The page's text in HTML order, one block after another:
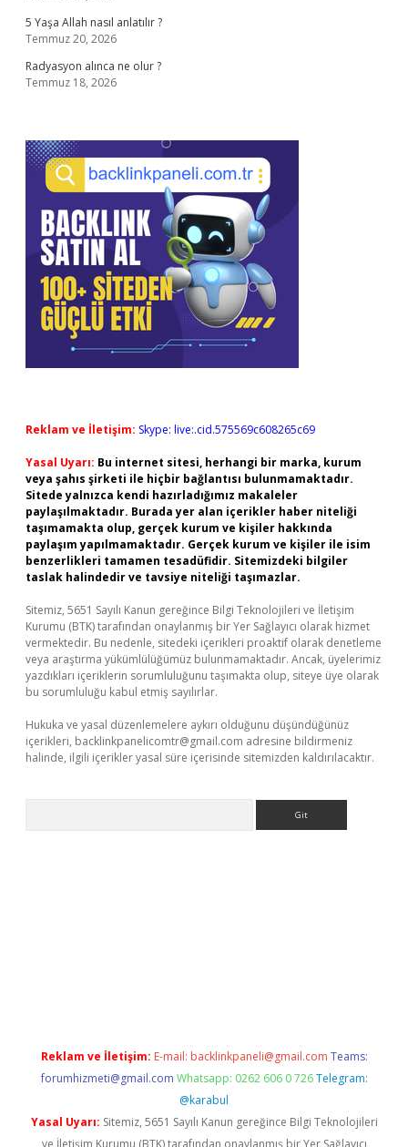
5 Yaşa Allah nasıl anlatılır ?
Temmuz 20, 2026
Radyasyon alınca ne olur ?
Temmuz 18, 2026
Reklam ve İletişim: Skype: live:.cid.575569c608265c69
Yasal Uyarı: Bu internet sitesi, herhangi bir marka, kurum
veya şahıs şirketi ile hiçbir bağlantısı bulunmamaktadır.
Sitede yalnızca kendi hazırladığımız makaleler
paylaşılmaktadır. Burada yer alan içerikler haber niteliği
taşımamakta olup, gerçek kurum ve kişiler hakkında
paylaşım yapılmamaktadır. Gerçek kurum ve kişiler ile isim
benzerlikleri tamamen tesadüfidir. Sitemizdeki bilgiler
taslak halindedir ve tavsiye niteliği taşımazlar.
Sitemiz, 5651 Sayılı Kanun gereğince Bilgi Teknolojileri ve İletişim
Kurumu (BTK) tarafından onaylanmış bir Yer Sağlayıcı olarak hizmet
vermektedir. Bu nedenle, sitedeki içerikleri proaktif olarak denetleme
veya araştırma yükümlülüğümüz bulunmamaktadır. Ancak, üyelerimiz
yazdıkları içeriklerin sorumluluğunu taşımakta olup, siteye üye olarak
bu sorumluluğu kabul etmiş sayılırlar.
Hukuka ve yasal düzenlemelere aykırı olduğunu düşündüğünüz
içerikleri, backlinkpanelicomtr@gmail.com adresine bildirmeniz
halinde, ilgili içerikler yasal süre içerisinde sitemizden kaldırılacaktır.
Reklam ve İletişim: E-mail: backlinkpaneli@gmail.com Teams:
forumhizmeti@gmail.com Whatsapp: 0262 606 0 726 Telegram:
@karabul
Yasal Uyarı: Sitemiz, 5651 Sayılı Kanun gereğince Bilgi Teknolojileri
ve İletişim Kurumu (BTK) tarafından onaylanmış bir Yer Sağlayıcı